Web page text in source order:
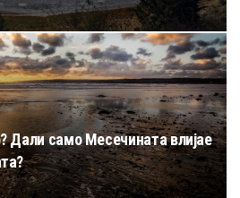
Дали само Месечината влијае